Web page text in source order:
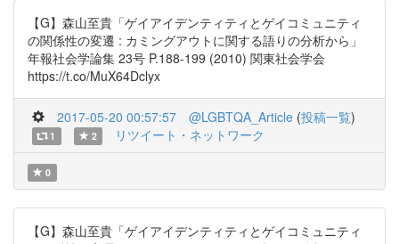
【G】森山至貴「ゲイアイデンティティとゲイコミュニティ
の関係性の変遷 : カミングアウトに関する語りの分析から」
年報社会学論集 23号 P.188-199 (2010) 関東社会学会
https://t.co/MuX64Dclyx
2017-05-20 00:57:57 @LGBTQA_Article (投稿一覧)
1 2 リツイート・ネットワーク
0
【G】森山至貴「ゲイアイデンティティとゲイコミュニティ